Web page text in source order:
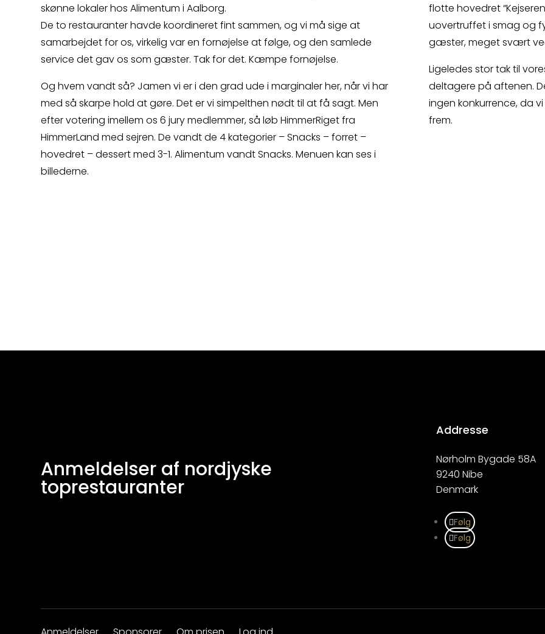
skønne lokaler hos Alimentum i Aalborg.
De to restauranter havde koordineret fint sammen, og vi må sige at
samarbejdet for os, virkelig var en fornøjelse at følge, og den samlede
service det gav os som gæster. Tak for det. Kæmpe fornøjelse.
Og hvem vandt så? Jamen vi er i den grad ude i marginaler her, når vi har
med så skarpe hold at gøre. Det er vi simpelthen nødt til at få sagt. Men
efter votering imellem os 6 jury medlemmer, så løb HimmerRiget fra
HimmerLand med sejren. De vandt de 4 kategorier – Snacks – forret –
hovedret – dessert med 3-1. Alimentum vandt Snacks. Menuen kan ses i
billederne.
flotte hovedret
uovertruffet i smag og
gæster, meget svært
Ligeledes stor tak til
deltagere på aftenen.
ingen konkurrence, da
frem.
Anmeldelser af nordjyske
toprestauranter
Addresse
Nørholm Bygade 58A
9240 Nibe
Denmark
Følg
Følg